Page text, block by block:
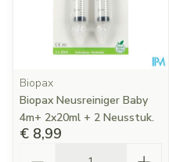
Biopax
Biopax Neusreiniger Baby
4m+ 2x20ml + 2 Neusstuk.
€ 8,99